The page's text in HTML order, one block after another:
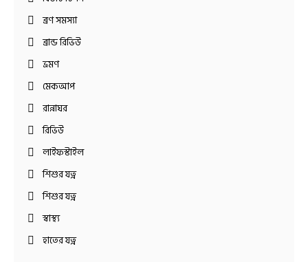
ব্রণ সমস্যা
ব্রান্ড রিভিউ
ভ্রমণ
মেকআপ
রান্নাঘর
রিভিউ
লাইফস্টাইল
শিশুর যত্ন
শিশুর যত্ন
স্বাস্থ্য
হাতের যত্ন